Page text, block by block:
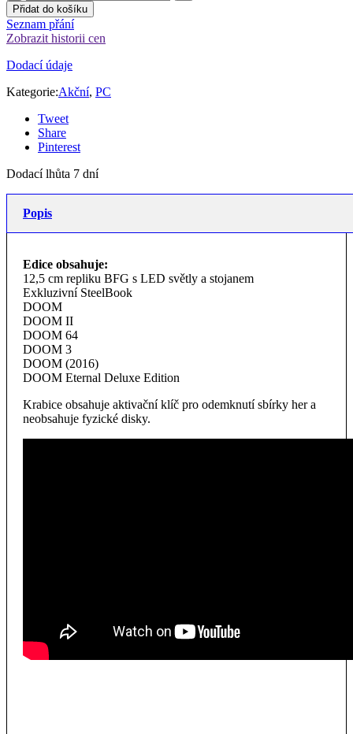
Přidat do košíku
Seznam přání
Zobrazit historii cen
Dodací údaje
Kategorie:Akční, PC
Tweet
Share
Pinterest
Dodací lhůta 7 dní
Popis
Edice obsahuje:
12,5 cm repliku BFG s LED světly a stojanem
Exkluzivní SteelBook
DOOM
DOOM II
DOOM 64
DOOM 3
DOOM (2016)
DOOM Eternal Deluxe Edition
Krabice obsahuje aktivační klíč pro odemknutí sbírky her a
neobsahuje fyzické disky.